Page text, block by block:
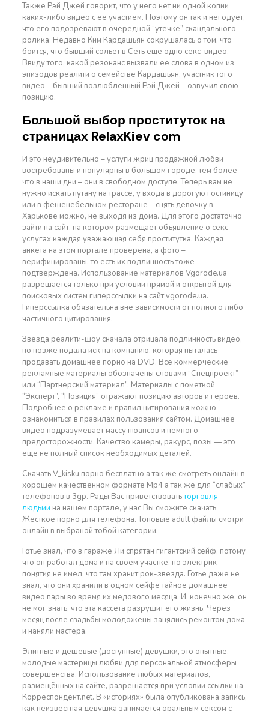
Также Рэй Джей говорит, что у него нет ни одной копии
каких-либо видео с ее участием. Поэтому он так и негодует,
что его подозревают в очередной “утечке” скандального
ролика. Недавно Ким Кардашьян сокрушалась о том, что
боится, что бывший сольет в Сеть еще одно секс-видео.
Ввиду того, какой резонанс вызвали ее слова в одном из
эпизодов реалити о семействе Кардашьян, участник того
видео – бывший возлюбленный Рэй Джей – озвучил свою
позицию.
Большой выбор проституток на
страницах RelaxKiev com
И это неудивительно – услуги жриц продажной любви
востребованы и популярны в большом городе, тем более
что в наши дни – они в свободном доступе. Теперь вам не
нужно искать путану на трассе, у входа в дорогую гостиницу
или в фешенебельном ресторане – снять девочку в
Харькове можно, не выходя из дома. Для этого достаточно
зайти на сайт, на котором размещает объявление о секс
услугах каждая уважающая себя проститутка. Каждая
анкета на этом портале проверена, а фото –
верифицированы, то есть их подлинность тоже
подтверждена. Использование материалов Vgorode.ua
разрешается только при условии прямой и открытой для
поисковых систем гиперссылки на сайт vgorode.ua.
Гиперссылка обязательна вне зависимости от полного либо
частичного цитирования.
Звезда реалити-шоу сначала отрицала подлинность видео,
но позже подала иск на компанию, которая пыталась
продавать домашнее порно на DVD. Все коммерческие
рекламные материалы обозначены словами “Спецпроект”
или “Партнерский материал”. Материалы с пометкой
“Эксперт”, “Позиция” отражают позицию авторов и героев.
Подробнее о рекламе и правил цитирования можно
ознакомиться в правилах пользования сайтом. Домашнее
видео подразумевает массу нюансов и немного
предосторожности. Качество камеры, ракурс, позы — это
еще не полный список необходимых деталей.
Скачать V_kisku порно бесплатно а так же смотреть онлайн в
хорошем качественном формате Mp4 а так же для “слабых”
телефонов в 3gp. Рады Вас приветствоватьторговля
людьми на нашем портале, у нас Вы сможите скачать
Жесткое порно для телефона. Топовые adult файлы смотри
онлайн в выбраной тобой категории.
Готье знал, что в гараже Ли спрятан гигантский сейф, потому
что он работал дома и на своем участке, но электрик
понятия не имел, что там хранит рок-звезда. Готье даже не
знал, что они хранили в одном сейфе тайное домашнее
видео пары во время их медового месяца. И, конечно же, он
не мог знать, что эта кассета разрушит его жизнь. Через
месяц после свадьбы молодожены занялись ремонтом дома
и наняли мастера.
Элитные и дешевые (доступные) девушки, это опытные,
молодые мастерицы любви для персональной атмосферы
совершенства. Использование любых материалов,
размещённых на сайте, разрешается при условии ссылки на
Корреспондент.net. В «историях» была опубликована запись,
как неизвестная девушка занимается оральным сексом с